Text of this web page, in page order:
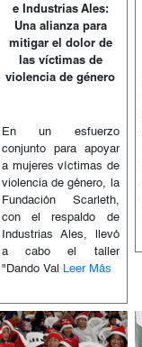
e Industrias Ales:
Una alianza para
mitigar el dolor de
las víctimas de
violencia de género
En un esfuerzo
conjunto para apoyar
a mujeres víctimas de
violencia de género, la
Fundación Scarleth,
con el respaldo de
Industrias Ales, llevó
a cabo el taller
"Dando Val
Leer Más